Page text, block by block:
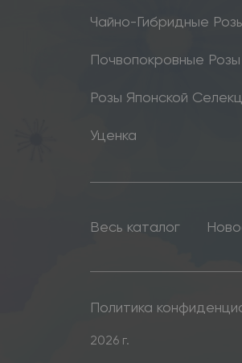
Чайно-Гибридные
Почвопокровные Розы
Розы Японской
Уценка
Весь каталог
Политика
2026 г.